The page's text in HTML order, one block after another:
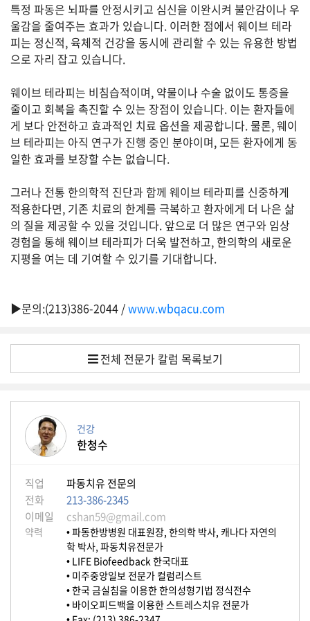
유
학/
교
육
건
강
여
행/
취
미/
일
상
자
차
정
특정 파동은 뇌파를 안정시키고 심신을 이완시켜 불안감이나 우
울감을 줄여주는 효과가 있습니다. 이러한 점에서 웨이브 테라
피는 정신적, 육체적 건강을 동시에 관리할 수 있는 유용한 방법
으로 자리 잡고 있습니다.
웨이브 테라피는 비침습적이며, 약물이나 수술 없이도 통증을
줄이고 회복을 촉진할 수 있는 장점이 있습니다. 이는 환자들에
게 보다 안전하고 효과적인 치료 옵션을 제공합니다. 물론, 웨이
브 테라피는 아직 연구가 진행 중인 분야이며, 모든 환자에게 동
일한 효과를 보장할 수는 없습니다.
그러나 전통 한의학적 진단과 함께 웨이브 테라피를 신중하게
적용한다면, 기존 치료의 한계를 극복하고 환자에게 더 나은 삶
의 질을 제공할 수 있을 것입니다. 앞으로 더 많은 연구와 임상
경험을 통해 웨이브 테라피가 더욱 발전하고, 한의학의 새로운
지평을 여는 데 기여할 수 있기를 기대합니다.
▶문의:(213)386-2044 /www.wbqacu.com
전체 전문가 칼럼 목록보기
건강
한청수
직업
파동치유 전문의
전화
213-386-2345
이메일
cshan59@gmail.com
약력
• 파동한방병원 대표원장, 한의학 박사, 캐나다 자연의
학 박사, 파동치유전문가
• LIFE Biofeedback 한국대표
• 미주중앙일보 전문가 컬럼리스트
• 한국 금실침을 이용한 한의성형기법 정식전수
• 바이오피드백을 이용한 스트레스치유 전문가